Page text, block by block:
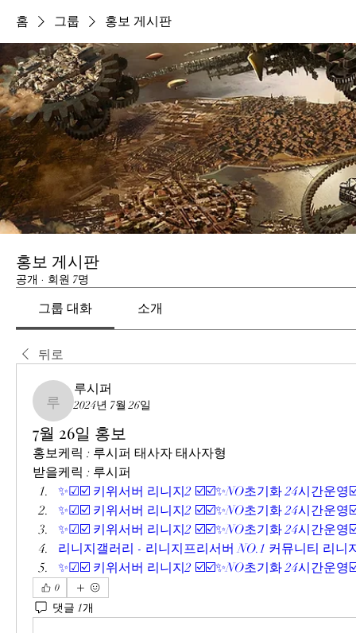
홈 그룹 홍보 게시판
홍보 게시판
공개 · 회원 7명
그룹 대화 소개
뒤로
루시퍼
루시퍼
2024년 7월 26일
7월 26일 홍보
홍보케릭 : 루시퍼 태사자 태사자형
받을케릭 : 루시퍼
✨☑☑️ 키위서버 리니지2 ☑️☑️✨NO초기화 24시간운영
✨☑☑️ 키위서버 리니지2 ☑️☑️✨NO초기화 24시간운영
✨☑☑️ 키위서버 리니지2 ☑️☑️✨NO초기화 24시간운영
리니지갤러리 - 리니지프리서버 NO.1 커뮤니티 리니
✨☑☑️ 키위서버 리니지2 ☑️☑️✨NO초기화 24시간운영
0
댓글 1개